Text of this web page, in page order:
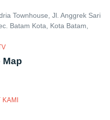
Townhouse, Jl. Anggrek Sari
Batam Kota, Kota Batam,
Map
KAMI